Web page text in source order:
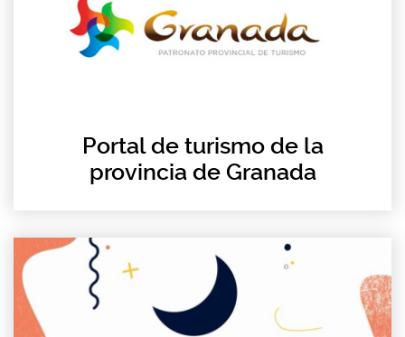
Portal de turismo de la
provincia de Granada